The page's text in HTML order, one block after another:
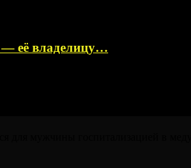
её владелицу…